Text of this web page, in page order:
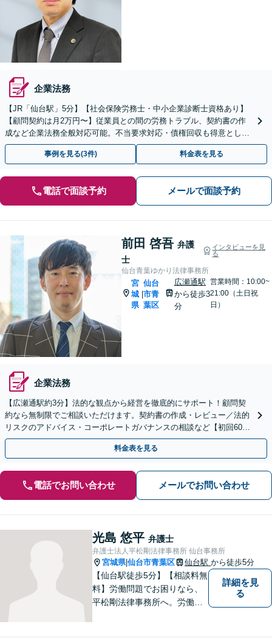
企業法務
【JR「仙台駅」5分】【社会保険労務士・中小企業診断士資格あり】
【顧問契約は月2万円〜】従業員との間の労務トラブル、契約書の作
成など企業法務全般対応可能。不当要求対応・債権回収も得意として
います。顧問契約でトラブル回避のお手伝いを致します。
事例を見る(3件) 料金表を見る
電話で面談予約 メールで面談予約
前田 啓吾 弁護
士
インタビューを見
る
仙台青葉ゆかり法律事務所
宮
城
県
|
仙台
市青
葉区
広瀬通駅
から徒歩3
分
営業時間：10:00~
21:00（土日祝
日）
企業法務
【広瀬通駅約3分】法的な観点から経営を徹底的にサポート！顧問契
約なら無制限でご相談いただけます。契約書の作成・レビュー／法的
リスクのアドバイス・コーポレートガバナンスの相談など【初回60分
無料相談】【電話・オンライン・LINE相談可能】
料金表を見る
電話でお問い合わせ メールでお問い合わせ
光島 悠平 弁護士
弁護士法人平松剛法律事務所 仙台事務所
宮城県|仙台市青葉区 仙台駅 から徒歩5分
【仙台駅徒歩5分】【相談料無
料】労働問題でお困りなら、
平松剛法律事務所へ。労働者
詳細を見
る